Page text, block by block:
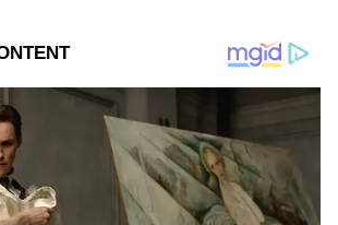
নিয়োগ করা হয়?
ভিত্তিতে নিয়োগ করা হয়?